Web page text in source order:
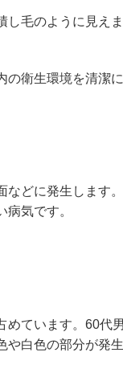
毛のように見え
衛生環境を清潔
どに発生します
気です。
ています。60代
白色の部分が発